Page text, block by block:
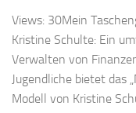
Views: 30Mein
Kristine Schulte: Ein
Verwalten von
Jugendliche bietet das
Modell von Kristine